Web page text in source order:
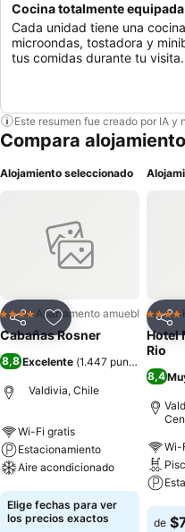
Cocina totalmente
Cada unidad tiene una
microondas, tostadora y
tus comidas durante tu visita.
Este resumen fue creado por IA y
Compara
Alojamiento seleccionado
CompartirAgregar a favoritos
4 EstrellasApartamento amueblado
Cabañas Rosner
8,8 Excelente (1.447 puntuaciones
Valdivia, Chile
Wi-Fi gratis
Estacionamiento
Aire acondicionado
Ver precios
Elige fechas para ver
los precios exactos
4
Hotel
Rio
8,4
Wi-
Ver
de